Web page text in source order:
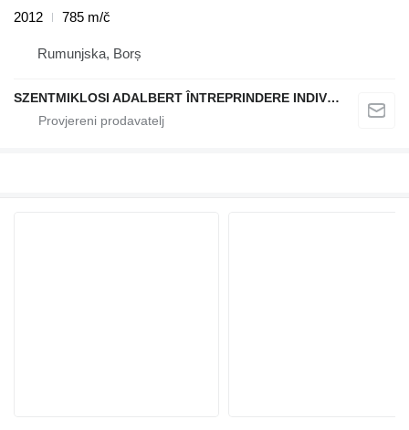
2012
785 m/č
Rumunjska, Borș
SZENTMIKLOSI ADALBERT ÎNTREPRINDERE INDIVIDUALĂ